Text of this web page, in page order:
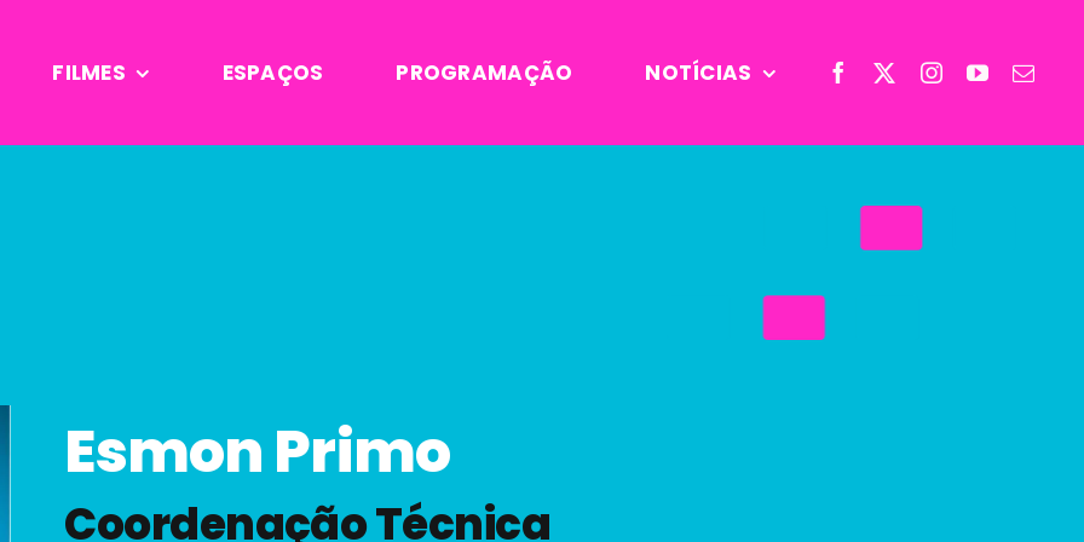
FILMES ESPAÇOS PROGRAMAÇÃO NOTÍCIAS
Esmon Primo
Coordenação Técnica